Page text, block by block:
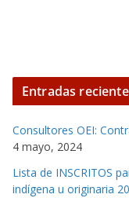
Entradas
Consultores OEI:
4 mayo, 2024
Lista de INSCRITOS
indígena u originaria